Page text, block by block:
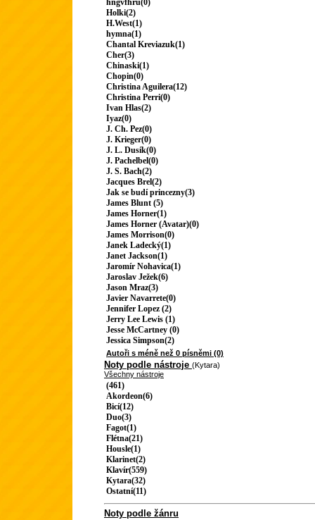
hngvfhru(0)
Holki(2)
H.West(1)
hymna(1)
Chantal Kreviazuk(1)
Cher(3)
Chinaski(1)
Chopin(0)
Christina Aguilera(12)
Christina Perri(0)
Ivan Hlas(2)
Iyaz(0)
J. Ch. Pez(0)
J. Krieger(0)
J. L. Dusík(0)
J. Pachelbel(0)
J. S. Bach(2)
Jacques Brel(2)
Jak se budí princezny(3)
James Blunt (5)
James Horner(1)
James Horner (Avatar)(0)
James Morrison(0)
Janek Ladecký(1)
Janet Jackson(1)
Jaromír Nohavica(1)
Jaroslav Ježek(6)
Jason Mraz(3)
Javier Navarrete(0)
Jennifer Lopez (2)
Jerry Lee Lewis (1)
Jesse McCartney (0)
Jessica Simpson(2)
Autoři s méně než 0 písněmi (0)
Noty podle nástroje (Kytara)
Všechny nástroje
(461)
Akordeon(6)
Bicí(12)
Duo(3)
Fagot(1)
Flétna(21)
Housle(1)
Klarinet(2)
Klavír(559)
Kytara(32)
Ostatní(11)
Noty podle žánru